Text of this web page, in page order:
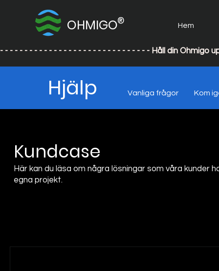
OHMIGO® Hem
- - - - - - - - - - - - - - - - - - - - - - - - - - - - - - - Håll din
Hjälp Vanliga frågor Kom
Kundcase
Här kan du läsa om några lösningar som våra kunder
egna projekt.